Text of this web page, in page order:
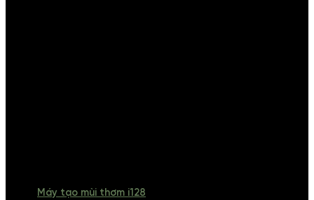
Máy tạo mùi thơm i128